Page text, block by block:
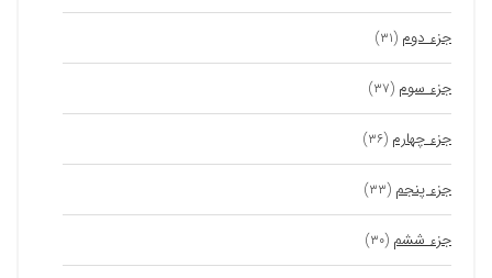
جزء دوم (۳۱)
جزء سوم (۳۷)
جزء چهارم (۳۶)
جزء پنجم (۳۳)
جزء ششم (۳۰)